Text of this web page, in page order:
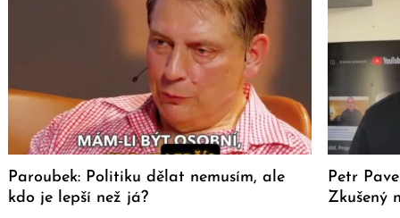
Paroubek: Politiku dělat nemusím, ale
kdo je lepší než já?
Petr
Zkušený